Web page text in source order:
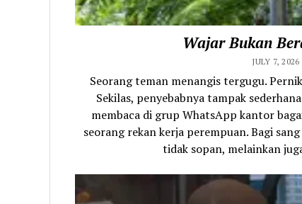
Wajar Bukan
JULY 7, 2026
Seorang teman menangis tergugu.
Sekilas, penyebabnya tampak
membaca di grup WhatsApp kantor
seorang rekan kerja perempuan. Bagi
tidak sopan, melainkan